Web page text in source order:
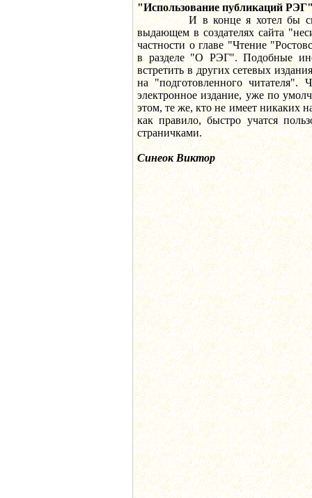
"Использование публикаций
И в конце я хотел бы
выдающем в создателях сайта
частности о главе "Чтение
в разделе "О РЭГ". Подобные
встретить в других сетевых
на "подготовленного читателя".
электронное издание, уже по
этом, те же, кто не имеет никаких
как правило, быстро учатся
страничками.
Синеок Виктор